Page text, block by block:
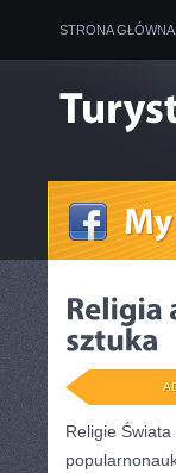
STRONA GŁÓWNA
Religie